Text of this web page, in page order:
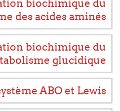
biochimique du
des acides aminés
biochimique du
glucidique
ABO et Lewis